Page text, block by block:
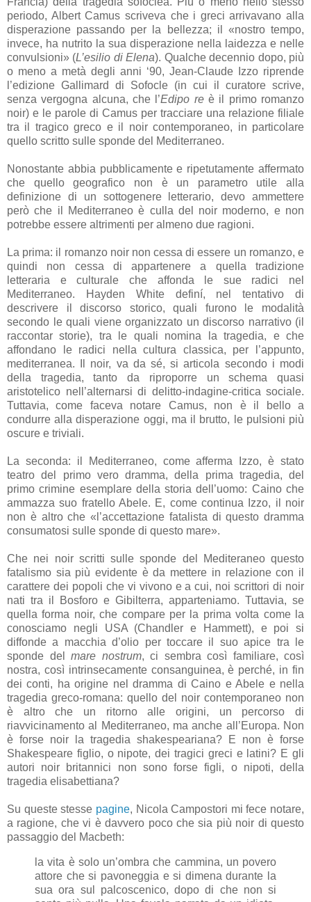
periodo, Albert Camus scriveva che i greci arrivavano alla
disperazione passando per la bellezza; il «nostro tempo,
invece, ha nutrito la sua disperazione nella laidezza e nelle
convulsioni» (L’esilio di Elena). Qualche decennio dopo, più
o meno a metà degli anni ‘90, Jean-Claude Izzo riprende
l’edizione Gallimard di Sofocle (in cui il curatore scrive,
senza vergogna alcuna, che l’Edipo reè il primo romanzo
noir) e le parole di Camus per tracciare una relazione filiale
tra il tragico greco e il noir contemporaneo, in particolare
quello scritto sulle sponde del Mediterraneo.
Nonostante abbia pubblicamente e ripetutamente affermato
che quello geografico non è un parametro utile alla
definizione di un sottogenere letterario, devo ammettere
però che il Mediterraneo è culla del noir moderno, e non
potrebbe essere altrimenti per almeno due ragioni.
La prima: il romanzo noir non cessa di essere un romanzo, e
quindi non cessa di appartenere a quella tradizione
letteraria e culturale che affonda le sue radici nel
Mediterraneo. Hayden White definí, nel tentativo di
descrivere il discorso storico, quali furono le modalità
secondo le quali viene organizzato un discorso narrativo (il
raccontar storie), tra le quali nomina la tragedia, e che
affondano le radici nella cultura classica, per l’appunto,
mediterranea. Il noir, va da sé, si articola secondo i modi
della tragedia, tanto da riproporre un schema quasi
aristotelico nell’alternarsi di delitto-indagine-critica sociale.
Tuttavia, come faceva notare Camus, non è il bello a
condurre alla disperazione oggi, ma il brutto, le pulsioni più
oscure e triviali.
La seconda: il Mediterraneo, come afferma Izzo, è stato
teatro del primo vero dramma, della prima tragedia, del
primo crimine esemplare della storia dell’uomo: Caino che
ammazza suo fratello Abele. E, come continua Izzo, il noir
non è altro che «l’accettazione fatalista di questo dramma
consumatosi sulle sponde di questo mare».
Che nei noir scritti sulle sponde del Mediteraneo questo
fatalismo sia più evidente è da mettere in relazione con il
carattere dei popoli che vi vivono e a cui, noi scrittori di noir
nati tra il Bosforo e Gibilterra, apparteniamo. Tuttavia, se
quella forma noir, che compare per la prima volta come la
conosciamo negli USA (Chandler e Hammett), e poi si
diffonde a macchia d’olio per toccare il suo apice tra le
sponde del mare nostrum, ci sembra così familiare, così
nostra, così intrinsecamente consanguinea, è perché, in fin
dei conti, ha origine nel dramma di Caino e Abele e nella
tragedia greco-romana: quello del noir contemporaneo non
è altro che un ritorno alle origini, un percorso di
riavvicinamento al Mediterraneo, ma anche all’Europa. Non
è forse noir la tragedia shakespeariana? E non è forse
Shakespeare figlio, o nipote, dei tragici greci e latini? E gli
autori noir britannici non sono forse figli, o nipoti, della
tragedia elisabettiana?
Su queste stesse pagine, Nicola Campostori mi fece notare,
a ragione, che vi è davvero poco che sia più noir di questo
passaggio del Macbeth:
la vita è solo un’ombra che cammina, un povero
attore che si pavoneggia e si dimena durante la
sua ora sul palcoscenico, dopo di che non si